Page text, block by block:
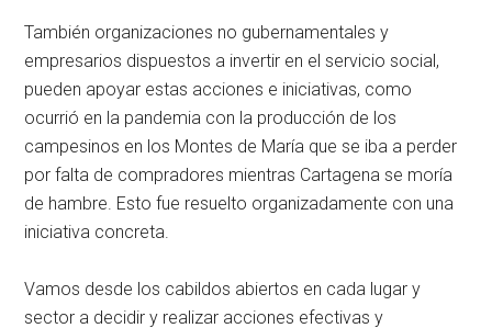
También organizaciones no gubernamentales y
empresarios dispuestos a invertir en el servicio social,
pueden apoyar estas acciones e iniciativas, como
ocurrió en la pandemia con la producción de los
campesinos en los Montes de María que se iba a perder
por falta de compradores mientras Cartagena se moría
de hambre. Esto fue resuelto organizadamente con una
iniciativa concreta.
Vamos desde los cabildos abiertos en cada lugar y
sector a decidir y realizar acciones efectivas y